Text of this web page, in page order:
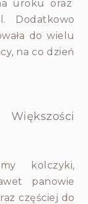
uroku oraz
Dodatkowo
do wielu
na co dzień
kolczyki,
panowie
częściej do